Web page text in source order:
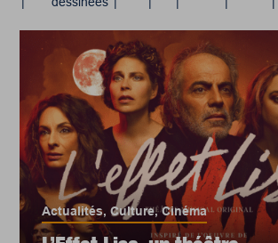
Actualités,Culture,Cinéma